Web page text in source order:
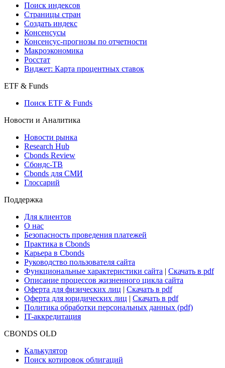
Поиск индексов
Страницы стран
Создать индекс
Консенсусы
Консенсус-прогнозы по отчетности
Макроэкономика
Росстат
Виджет: Карта процентных ставок
ETF & Funds
Поиск ETF & Funds
Новости и Аналитика
Новости рынка
Research Hub
Cbonds Review
Сбондс-ТВ
Cbonds для СМИ
Глоссарий
Поддержка
Для клиентов
О нас
Безопасность проведения платежей
Практика в Cbonds
Карьера в Cbonds
Руководство пользователя сайта
Функциональные характеристики сайта | Скачать в pdf
Описание процессов жизненного цикла сайта
Оферта для физических лиц | Скачать в pdf
Оферта для юридических лиц | Скачать в pdf
Политика обработки персональных данных (pdf)
IT-аккредитация
CBONDS OLD
Калькулятор
Поиск котировок облигаций